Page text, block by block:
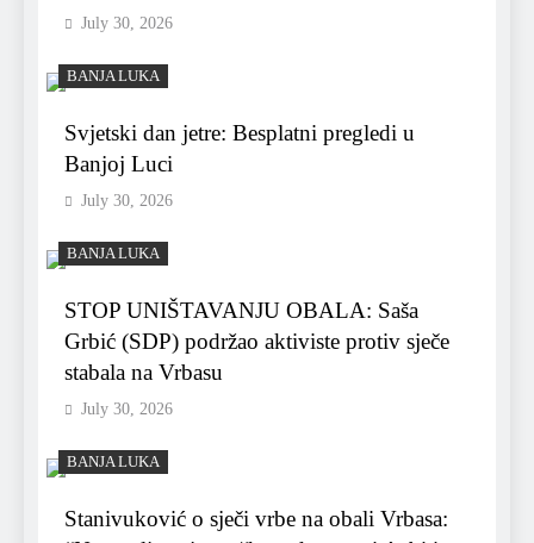
July 30, 2026
BANJA LUKA
Svjetski dan jetre: Besplatni pregledi u
Banjoj Luci
July 30, 2026
BANJA LUKA
STOP UNIŠTAVANJU OBALA: Saša
Grbić (SDP) podržao aktiviste protiv sječe
stabala na Vrbasu
July 30, 2026
BANJA LUKA
Stanivuković o sječi vrbe na obali Vrbasa: